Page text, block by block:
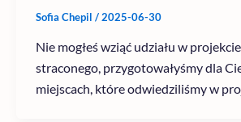
Sofia Chepil /2025-06-30
Nie mogłeś wziąć udziału w
straconego, przygotowałyśmy dla
miejscach, które odwiedziliśmy w